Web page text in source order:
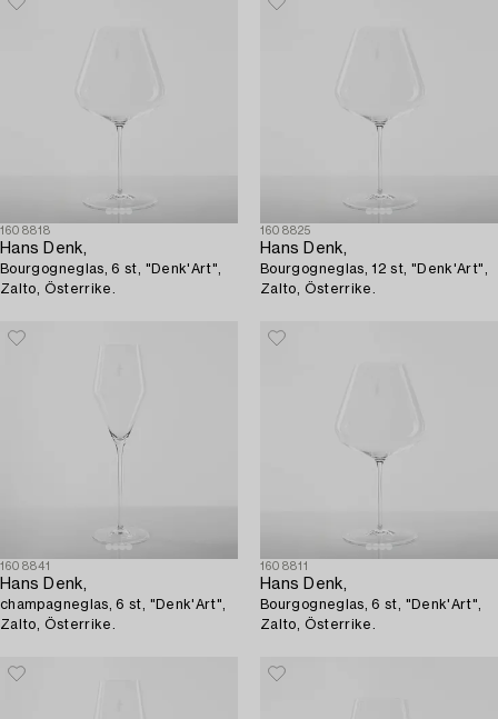
1608818
Hans Denk,
Bourgogneglas, 6 st, "Denk'Art",
Zalto, Österrike.
1608825
Hans Denk,
Bourgogneglas, 12 st, "Denk'Art",
Zalto, Österrike.
1608841
Hans Denk,
champagneglas, 6 st, "Denk'Art",
Zalto, Österrike.
1608811
Hans Denk,
Bourgogneglas, 6 st, "Denk'Art",
Zalto, Österrike.